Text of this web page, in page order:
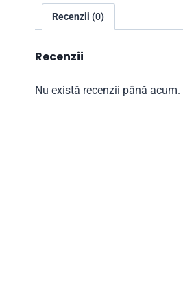
Recenzii (0)
Recenzii
Nu există recenzii până acum.